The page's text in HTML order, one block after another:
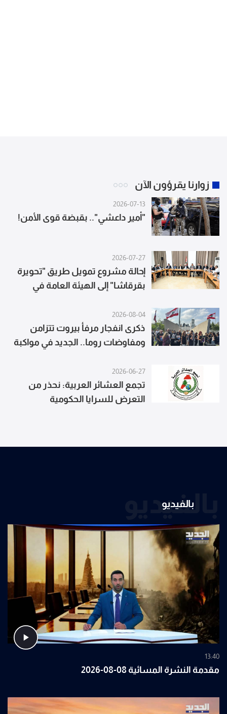
زوارنا يقرؤون الآن
2026-07-13
"أمير داعشي".. بقبضة قوى الأمن!
2026-07-27
إحالة مشروع تمويل طريق "تحويرة
بقرقاشا" إلى الهيئة العامة في
2026-08-04
ذكرى انفجار مرفأ بيروت تتزامن
ومفاوضات روما.. الجديد في مواكبة
2026-06-27
تجمع العشائر العربية: نحذر من
التعرض للسرايا الحكومية
بالفيديو
بالفيديو
13:40
مقدمة النشرة المسائية 08-08-2026